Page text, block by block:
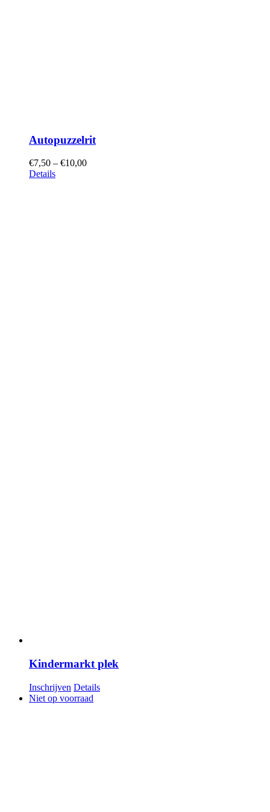
Autopuzzelrit
€7,50 – €10,00
Details
Kindermarkt plek
Inschrijven Details
Niet op voorraad